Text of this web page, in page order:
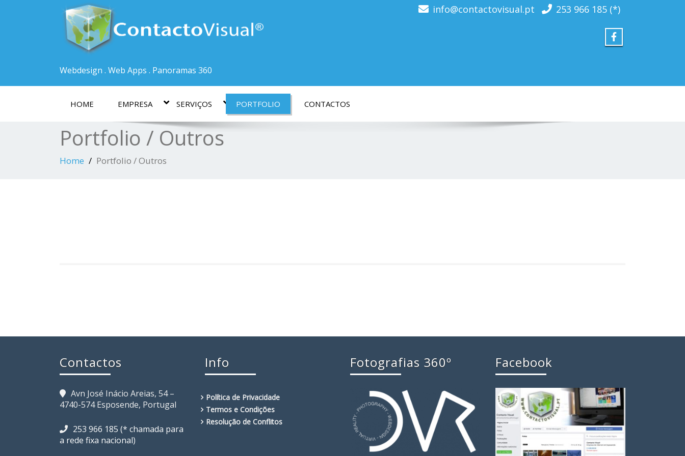
Webdesign . Web Apps . Panoramas 360
info@contactovisual.pt 253 966 185 (*)
HOME EMPRESA SERVIÇOS PORTFOLIO CONTACTOS
Portfolio / Outros
Home Portfolio / Outros
Contactos
Avn José Inácio Areias, 54 –
4740-574 Esposende, Portugal
253 966 185 (* chamada para
a rede fixa nacional)
Info
Política de Privacidade
Termos e Condições
Resolução de Conflitos
Fotografias 360º Facebook